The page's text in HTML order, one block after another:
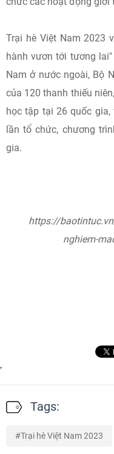
Trại hè Việt Nam 2023
hành vươn tới tương
Nam ở nước ngoài, Bộ
của 120 thanh thiếu
học tập tại 26 quốc
lần tổ chức, chương
gia.
https://
nghiem-
Tags:
Trại hè Việt Nam 2023